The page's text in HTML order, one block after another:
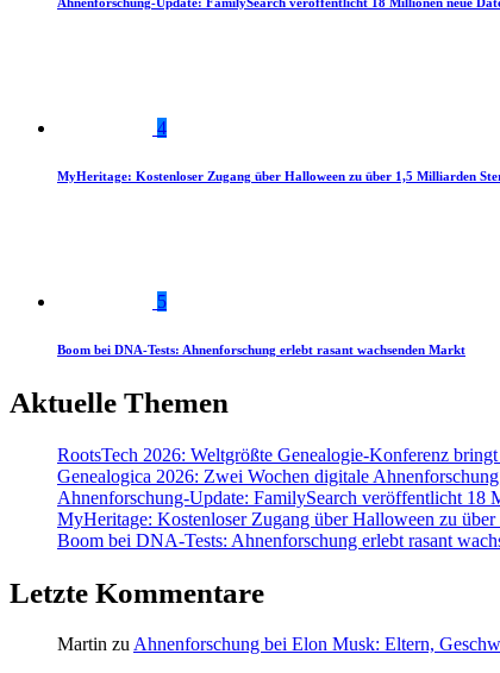
4
MyHeritage: Kostenloser Zugang über Halloween zu über 1,5 Milliarden
5
Boom bei DNA-Tests: Ahnenforschung erlebt rasant wachsenden Markt
Aktuelle Themen
RootsTech 2026: Weltgrößte Genealogie-Konferenz
Genealogica 2026: Zwei Wochen digitale
Ahnenforschung-Update: FamilySearch veröffentlicht 18
MyHeritage: Kostenloser Zugang über Halloween zu
Boom bei DNA-Tests: Ahnenforschung erlebt rasant
Letzte Kommentare
Martin zu Ahnenforschung bei Elon Musk: Eltern,